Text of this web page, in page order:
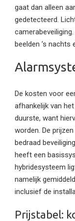
gaat dan alleen
gedetecteerd.
beelden ’s nachts
De kosten voor
afhankelijk van
duurste, want
worden. De
bedraad
heeft een
hybridesysteem
namelijk
inclusief de
Prijstabel: